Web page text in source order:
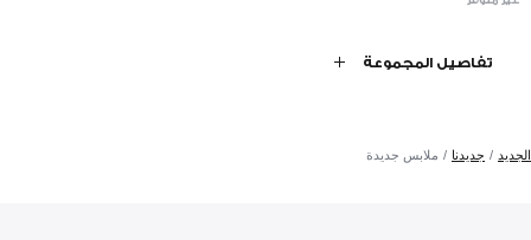
تفاصيل المجموعة
الجديد جديدنا ملابس جديدة